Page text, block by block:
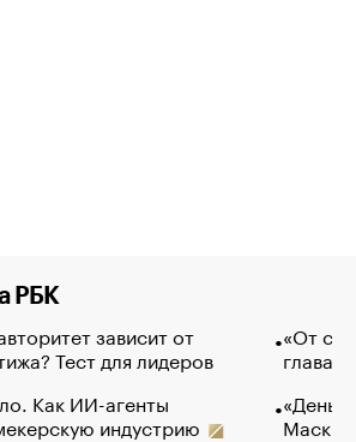
РБК
зависит от
Тест для лидеров
Как ИИ-агенты
индустрию
«От
глава
Маск в